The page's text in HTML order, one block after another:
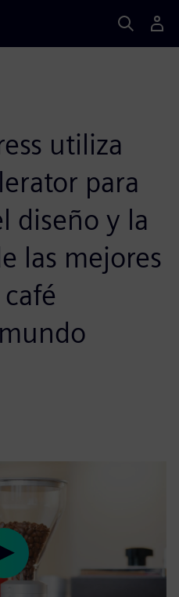
utiliza
para
diseño y la
las mejores
Play